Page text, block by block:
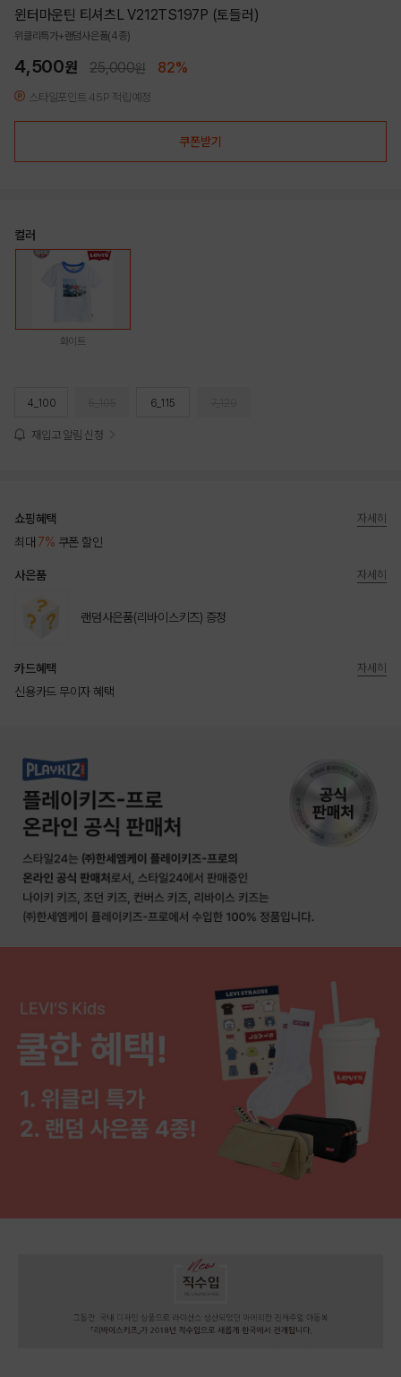
윈터마운틴 티셔츠L V212TS197P (토들러)
위클리특가+랜덤사은품(4종)
4,500원 25,000원 82%
스타일포인트 45P 적립예정
쿠폰받기
컬러
화이트
4_100 6_115
재입고 알림 신청
쇼핑혜택
최대 7% 쿠폰 할인
자세히
사은품
랜덤사은품(리바이스키즈) 증정
자세히
카드혜택
신용카드 무이자 혜택
자세히